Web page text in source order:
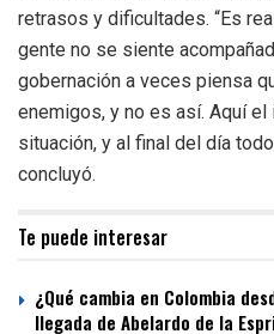
retrasos y dificultades. “Es
gente no se siente
gobernación a veces piensa
enemigos, y no es así. Aquí
situación, y al final del día
concluyó.
Te puede interesar
¿Qué cambia en Colombia
llegada de Abelardo de la